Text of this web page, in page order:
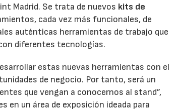
Madrid. Se trata de nuevos kits de
cada vez más funcionales, de
auténticas herramientas de trabajo que
diferentes tecnologías.
estas nuevas herramientas con el
de negocio. Por tanto, será un
que vengan a conocernos al stand”,
en un área de exposición ideada para